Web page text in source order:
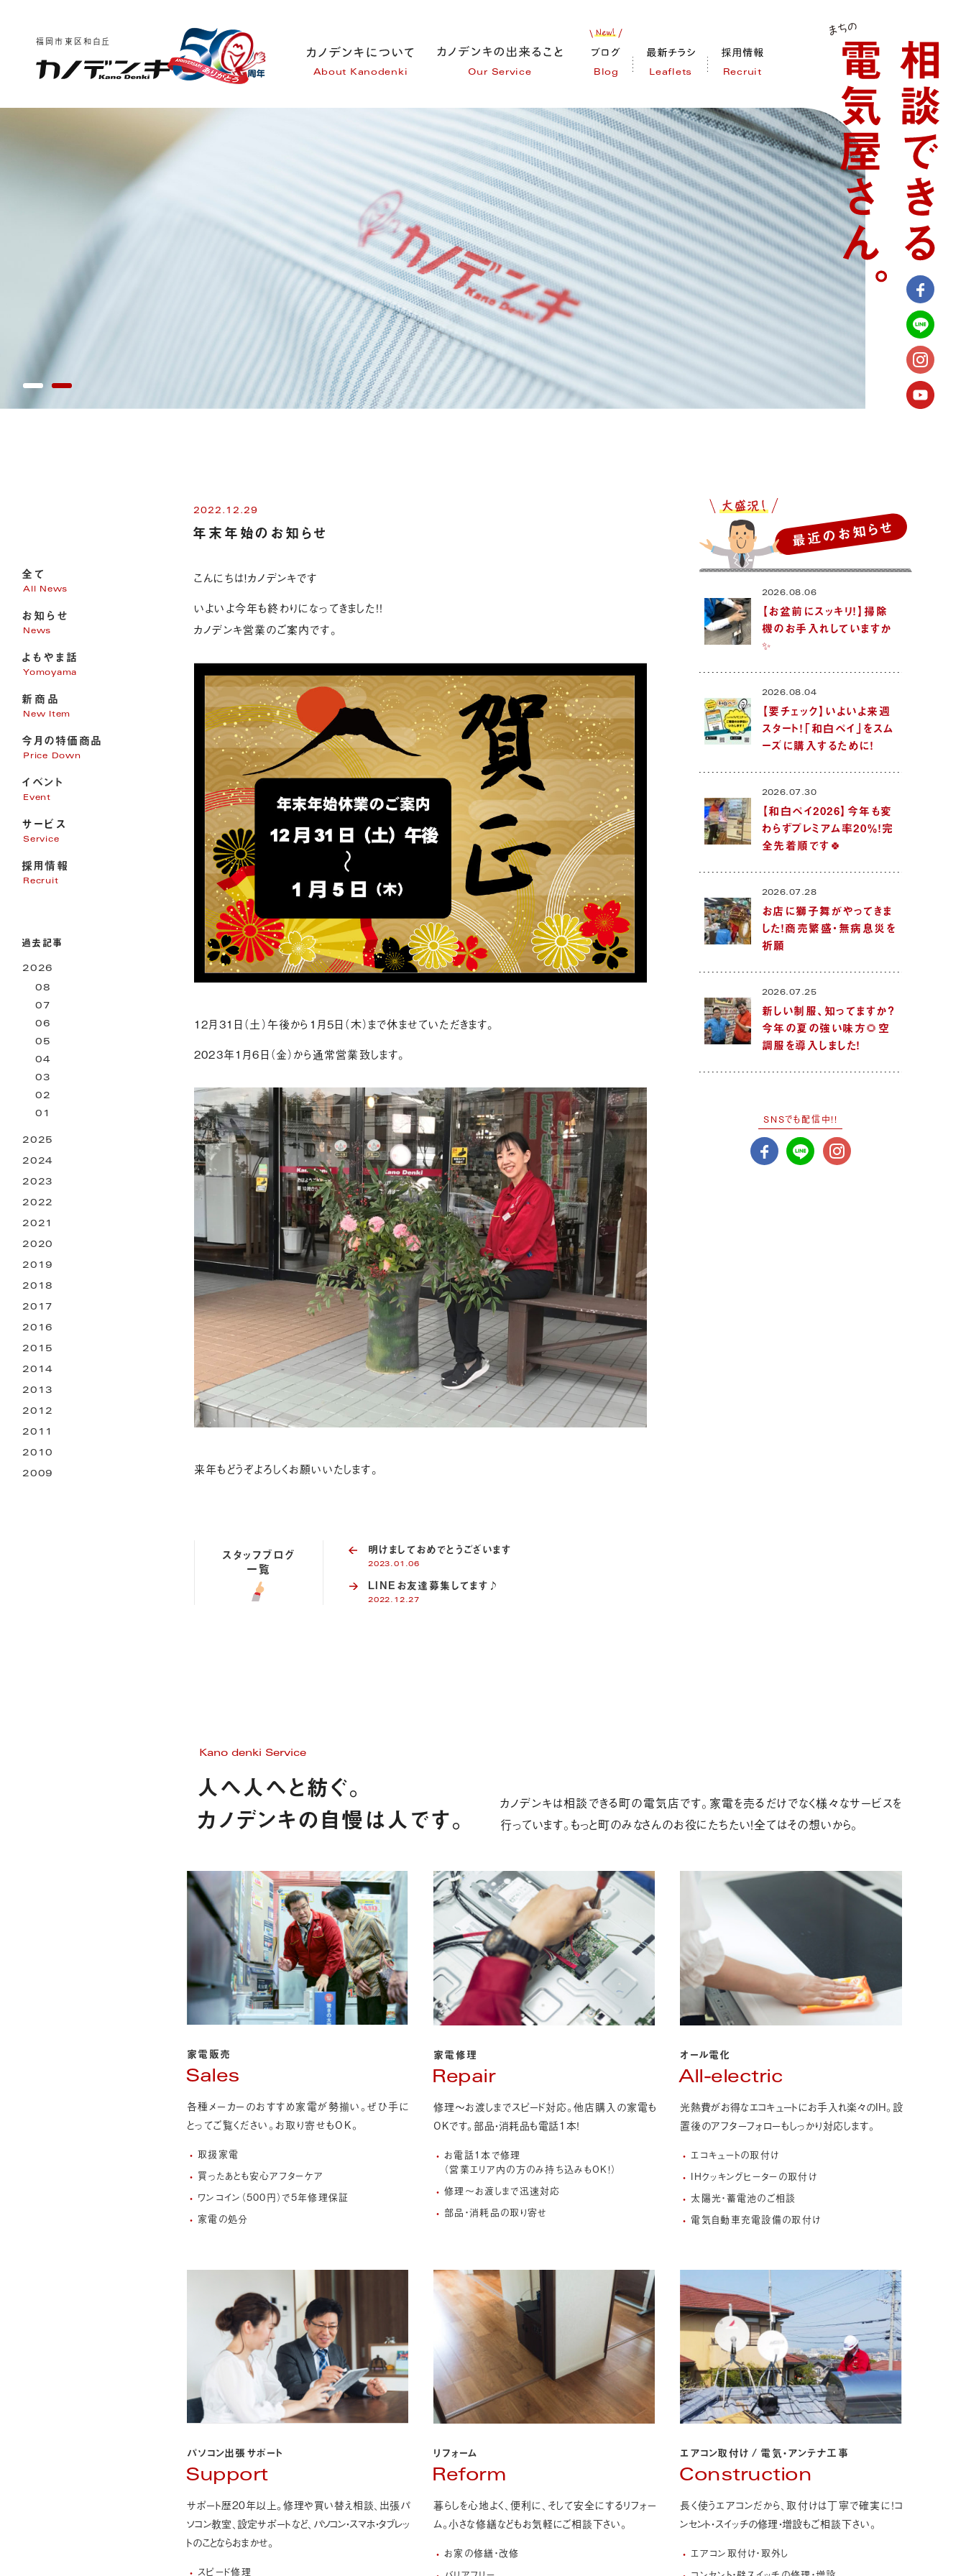
福岡市東区和白丘
About Kanodenki Our Service Blog Leaflets Recruit
全て
All News
お知らせ
News
よもやま話
Yomoyama
新商品
New Item
今月の特価商品
Price Down
イベント
Event
サービス
Service
家電販売
家電修理
リフォーム
オール電化
お困りごとサービス
採用情報
Recruit
過去記事
2026
08
07
06
05
04
03
02
01
2025
2024
2023
2022
2021
2020
2019
2018
2017
2016
2015
2014
2013
2012
2011
2010
2009
2022.12.29
年末年始のお知らせ
こんにちは！カノデンキです
いよいよ今年も終わりになってきました!!
カノデンキ営業のご案内です。
12月31日（土）午後から1月5日（木）まで休ませていただきます。
2023年1月6日（金）から通常営業致します。
来年もどうぞよろしくお願いいたします。
スタッフブログ
一覧
明けましておめでとうございます
2023.01.06
LINEお友達募集してます♪
2022.12.27
最近のお知らせ
2026.08.06
【お盆前にスッキリ！】掃除
機のお手入れしていますか
✨
2026.08.04
【要チェック】いよいよ来週
スタート！「和白ペイ」をスム
ーズに購入するために！
2026.07.30
【和白ペイ2026】今年も変
わらずプレミアム率20％！完
全先着順です🍀
2026.07.28
お店に獅子舞がやってきま
した！商売繁盛・無病息災を
祈願
2026.07.25
新しい制服、知ってますか？
今年の夏の強い味方🌻空
調服を導入しました！
SNSでも配信中!!
Kano denki Service
人へ人へと紡ぐ。
カノデンキの自慢は人です。
カノデンキは相談できる町の電気店です。家電を売るだけでなく様々なサービスを
行っています。もっと町のみなさんのお役にたちたい！全てはその想いから。
家電販売
Sales
各種メーカーのおすすめ家電が勢揃い。ぜひ手に
とってご覧ください。お取り寄せもOK。
取扱家電
買ったあとも安心アフターケア
ワンコイン（500円）で5年修理保証
家電の処分
家電修理
Repair
修理〜お渡しまでスピード対応。他店購入の家電も
OKです。部品・消耗品も電話1本！
お電話1本で修理
（営業エリア内の方のみ持ち込みもOK！）
修理〜お渡しまで迅速対応
部品・消耗品の取り寄せ
オール電化
All-electric
光熱費がお得なエコキュートにお手入れ楽々のIH。設
置後のアフターフォローもしっかり対応します。
エコキュートの取付け
IHクッキングヒーターの取付け
太陽光・蓄電池のご相談
電気自動車充電設備の取付け
パソコン出張サポート
Support
サポート歴20年以上。修理や買い替え相談、出張パ
ソコン教室、設定サポートなど、 パソコン・スマホ・タブレッ
トのことならおまかせ。
スピード修理
リフォーム
Reform
暮らしを心地よく、便利に、そして安全にするリフォー
ム。小さな修繕などもお気軽にご相談下さい。
お家の修繕・改修
エアコン取付け / 電気・アンテナ工事
Construction
長く使うエアコンだから、取付けは丁寧で確実に！コ
ンセント・スイッチの修理・増設もご相談下さい。
エアコン取付け・取外し